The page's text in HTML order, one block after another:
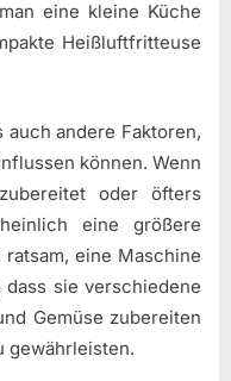
eine kleine Küche
Heißluftfritteuse
andere Faktoren,
können. Wenn
oder öfters
eine größere
eine Maschine
sie verschiedene
Gemüse zubereiten
gewährleisten.